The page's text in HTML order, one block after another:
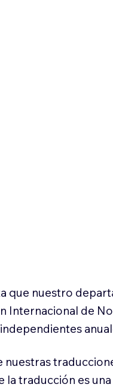
que nuestro
Internacional de
nuestras
la traducción es